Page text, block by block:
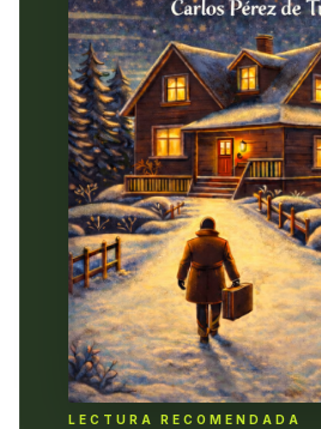
LECTURA RECOMENDADA